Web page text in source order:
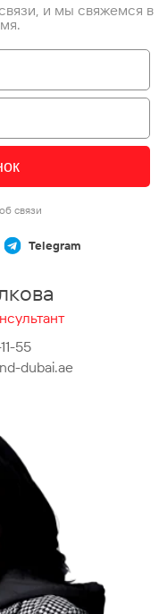
и мы свяжемся в
связи
Telegram
55
dubai.ae